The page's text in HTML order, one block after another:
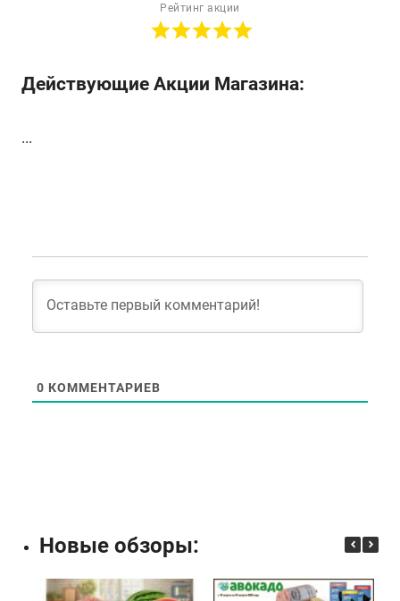
Рейтинг акции
Действующие Акции Магазина:
...
0 КОММЕНТАРИЕВ
Новые обзоры: